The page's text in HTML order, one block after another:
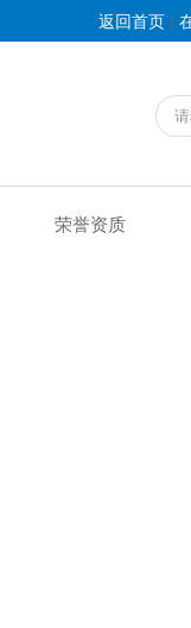
返回首页 |
荣誉资质